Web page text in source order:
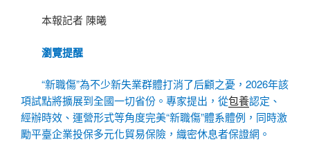
本報記者 陳曦
瀏覽提醒
“新職傷”為不少新失業群體打消了后顧之憂，2026年該
項試點將擴展到全國一切省份。專家提出，從包養認定、
經辦時效、運營形式等角度完美“新職傷”體系體例，同時激
勵平臺企業投保多元化貿易保險，織密休息者保證網。